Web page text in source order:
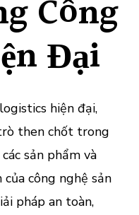
Công
Đại
hiện đại,
then chốt trong
sản phẩm và
công nghệ sản
pháp an toàn,